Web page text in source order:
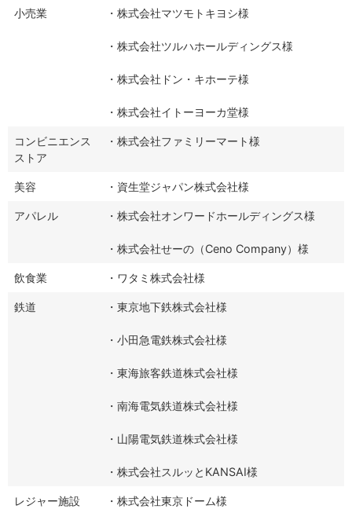
小売業 ・株式会社マツモトキヨシ様
・株式会社ツルハホールディングス様
・株式会社ドン・キホーテ様
・株式会社イトーヨーカ堂様
コンビニエンス
ストア
・株式会社ファミリーマート様
美容 ・資生堂ジャパン株式会社様
アパレル ・株式会社オンワードホールディングス様
・株式会社せーの（Ceno Company）様
飲食業 ・ワタミ株式会社様
鉄道 ・東京地下鉄株式会社様
・小田急電鉄株式会社様
・東海旅客鉄道株式会社様
・南海電気鉄道株式会社様
・山陽電気鉄道株式会社様
・株式会社スルッとKANSAI様
レジャー施設 ・株式会社東京ドーム様